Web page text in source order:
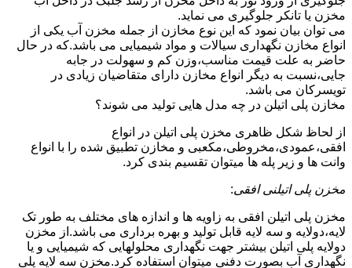
مخزن یا تانکر جلوگیری می نماید.
می توان بیان نمود که این نوع مخازن از جمله مخزن آب یکی از
انواع مخازن نگهداری سیالات و مواد شیمیایی می باشد.که در حال
حاضر به علت قیمت مناسب،وزن کم و سهولت در جابه
جایی،نسبت به دیگر انواع مخازن دارای متقاضیان زیادی در
تویسرکان می باشد.
مخازن پلی اتیلن در چه مدل هایی تولید می شوند؟
از لحاظ شکل ظاهری مخزن پلی اتیلن در انواع
افقی،عمودی،مخروطی،مکعبی و مخازن تطبیق شده را با انواع
وانت ها و زیر پله ها میتوان تقسیم بندی کرد.
مخزن پلی اتیلنی افقی:
مخزن پلی اتیلن افقی به زاویه ها و اندازه های مختلف به طور تک
لایه،دولایه و سه لایه قابل تولید و بهره برداری می باشد.از مخزن
دولایه پلی اتیلن بیشتر جهت نگهداری محلولهایی که شیمیایی و یا
نگهداری آب بصورت دفنی میتوان استفاده کرد.مخزن سه لایه پلی